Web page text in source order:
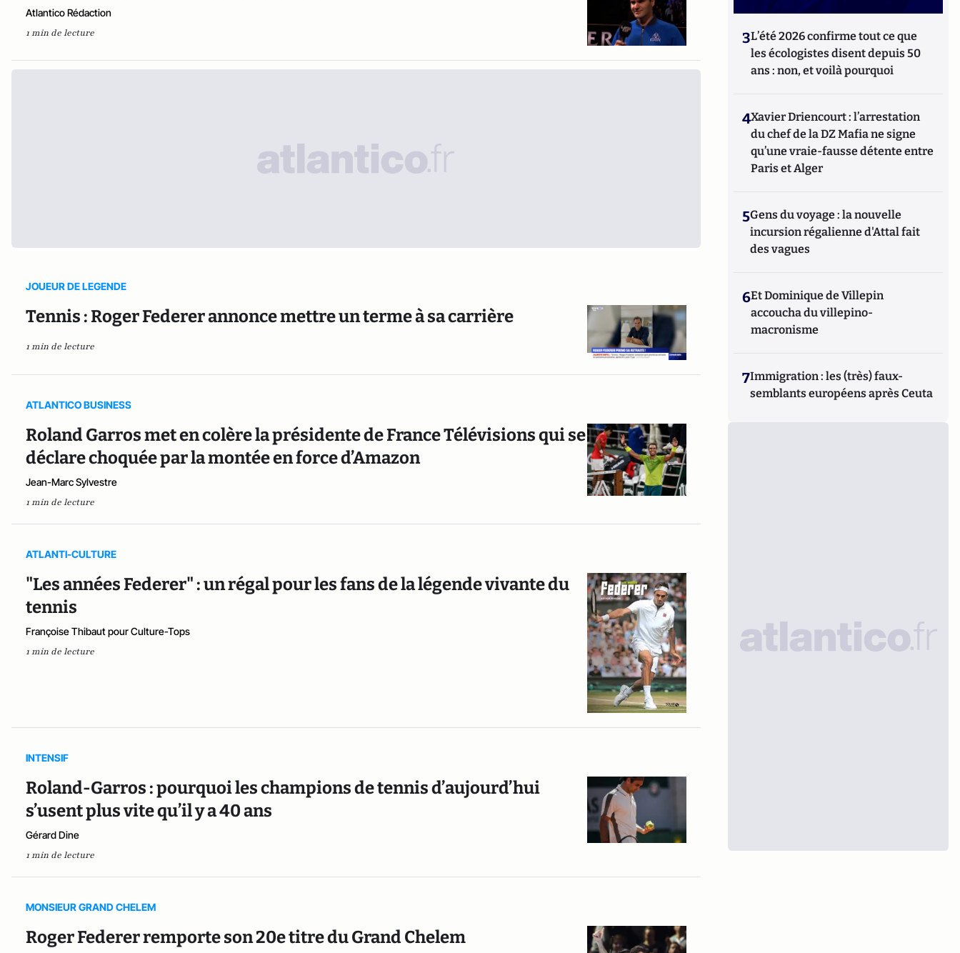
Atlantico Rédaction
1 min de lecture
JOUEUR DE LEGENDE
Tennis : Roger Federer annonce mettre un terme à sa carrière
1 min de lecture
ATLANTICO BUSINESS
Roland Garros met en colère la présidente de France Télévisions qui se
déclare choquée par la montée en force d’Amazon
Jean-Marc Sylvestre
1 min de lecture
ATLANTI-CULTURE
"Les années Federer" : un régal pour les fans de la légende vivante du
tennis
Françoise Thibaut pour Culture-Tops
1 min de lecture
INTENSIF
Roland-Garros : pourquoi les champions de tennis d’aujourd’hui
s’usent plus vite qu’il y a 40 ans
Gérard Dine
1 min de lecture
MONSIEUR GRAND CHELEM
Roger Federer remporte son 20e titre du Grand Chelem
3L’été 2026 confirme tout ce que
les écologistes disent depuis 50
ans : non, et voilà pourquoi
4Xavier Driencourt : l’arrestation
du chef de la DZ Mafia ne signe
qu’une vraie-fausse détente entre
Paris et Alger
5Gens du voyage : la nouvelle
incursion régalienne d'Attal fait
des vagues
6Et Dominique de Villepin
accoucha du villepino-
macronisme
7Immigration : les (très) faux-
semblants européens après Ceuta